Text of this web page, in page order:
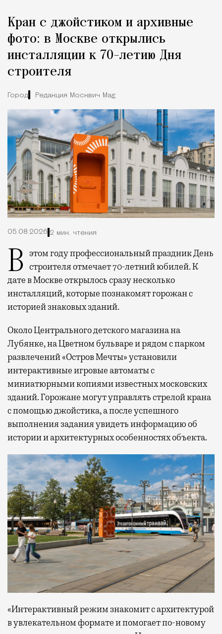
Кран с джойстиком и архивные
фото: в Москве открылись
инсталляции к 70-летию Дня
строителя
Город Редакция Москвич Mag
05.08.2026 2 мин. чтения
В этом году профессиональный праздник День строителя отмечает 70-летний юбилей. К
дате в Москве открылось сразу несколько
инсталляций, которые познакомят горожан с
историей знаковых зданий.
Около Центрального детского магазина на
Лубянке, на Цветном бульваре и рядом с парком
развлечений «Остров Мечты» установили
интерактивные игровые автоматы с
миниатюрными копиями известных московских
зданий. Горожане могут управлять стрелой крана
с помощью джойстика, а после успешного
выполнения задания увидеть информацию об
истории и архитектурных особенностях объекта.
«Интерактивный режим знакомит с архитектурой
в увлекательном формате и помогает по-новому